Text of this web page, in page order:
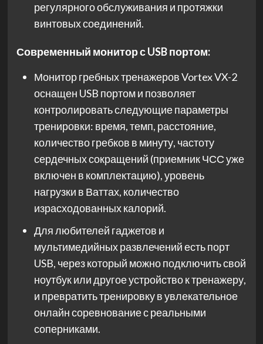
регулярного обслуживания и протяжки
винтовых соединений.
Современный монитор с USB портом:
Монитор гребных тренажеров Vortex VX-2
оснащен USB портом и позволяет
контролировать следующие параметры
тренировки: время, темп, расстояние,
количество гребков в минуту, частоту
сердечных сокращений (приемник ЧСС уже
включен в комплектацию), уровень
нагрузки в Ваттах, количество
израсходованных калорий.
Для любителей гаджетов и
мультимедийных развлечений есть порт
USB, через который можно подключить свой
ноутбук или другое устройство к тренажеру,
и превратить тренировку в увлекательное
онлайн соревнование с реальными
соперниками.